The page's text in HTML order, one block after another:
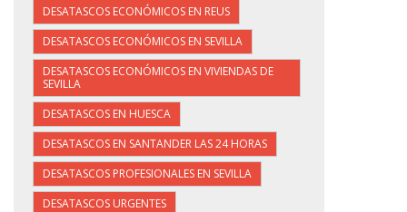
DESATASCOS ECONÓMICOS EN REUS
DESATASCOS ECONÓMICOS EN SEVILLA
DESATASCOS ECONÓMICOS EN VIVIENDAS DE
SEVILLA
DESATASCOS EN HUESCA
DESATASCOS EN SANTANDER LAS 24 HORAS
DESATASCOS PROFESIONALES EN SEVILLA
DESATASCOS URGENTES